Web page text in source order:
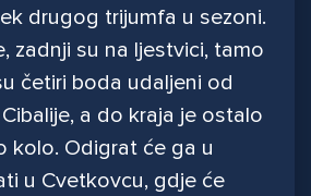
drugog trijumfa u sezoni.
zadnji su na ljestvici, tamo
četiri boda udaljeni od
a do kraja je ostalo
kolo. Odigrat će ga u
u Cvetkovcu, gdje će